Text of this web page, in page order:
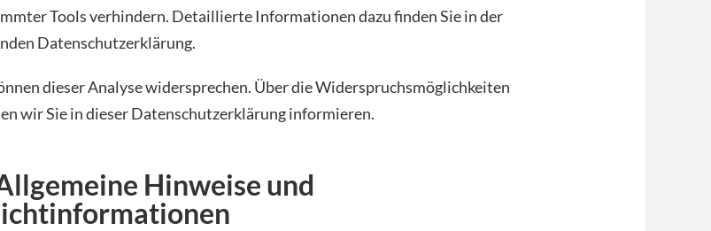
Tools verhindern. Detaillierte Informationen dazu finden Sie in der
Datenschutzerklärung.
dieser Analyse widersprechen. Über die Widerspruchsmöglichkeiten
wir Sie in dieser Datenschutzerklärung informieren.
Hinweise und